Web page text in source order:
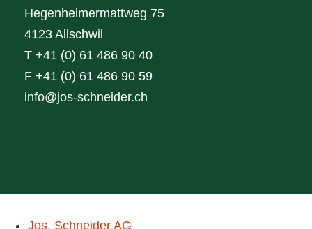
Hegenheimermattweg 75
4123 Allschwil
T +41 (0) 61 486 90 40
F +41 (0) 61 486 90 59
info@jos-schneider.ch
Jos. Schneider AG